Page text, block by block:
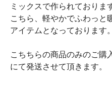
ミックスで作られておりま
こちら、軽やかでふわっと
アイテムとなっております。
こちちらの商品のみのご購
にて発送させて頂きます。